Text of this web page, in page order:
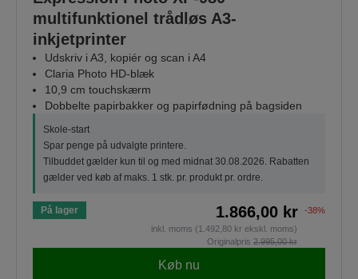
multifunktionel trådløs A3-
inkjetprinter
Udskriv i A3, kopiér og scan i A4
Claria Photo HD-blæk
10,9 cm touchskærm
Dobbelte papirbakker og papirfødning på bagsiden
Skole-start
Spar penge på udvalgte printere.
Tilbuddet gælder kun til og med midnat 30.08.2026. Rabatten
gælder ved køb af maks. 1 stk. pr. produkt pr. ordre.
På lager 1.866,00 kr
-38%
inkl. moms (1.492,80 kr ekskl. moms)
Originalpris 2.995,00 kr
Køb nu